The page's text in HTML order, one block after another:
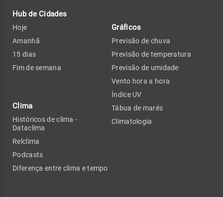
Hub de Cidades
Hoje
Amanhã
15 dias
Fim de semana
Clima
Históricos de clima -
Dataclima
Relclima
Podcasts
Diferença entre clima e tempo
Gráficos
Previsão de chuva
Previsão de temperatura
Previsão de umidade
Vento hora a hora
Índice UV
Tábua de marés
Climatologia